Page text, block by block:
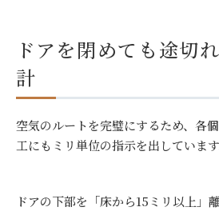
ドアを閉めても途切
計
空気のルートを完璧にするため、各
工にもミリ単位の指示を出しています
ドアの下部を「床から15ミリ以上」